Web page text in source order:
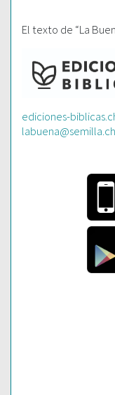
El texto de “La
ediciones-
labuena@semilla.ch